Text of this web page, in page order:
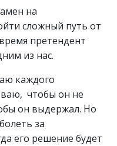
на
сложный путь от
претендент
из нас.
каждого
чтобы он не
он выдержал. Но
за
его решение будет